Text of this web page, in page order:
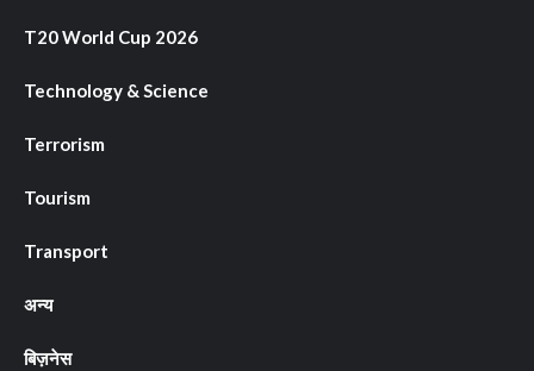
T20 World Cup 2026
Technology & Science
Terrorism
Tourism
Transport
अन्य
बिज़नेस